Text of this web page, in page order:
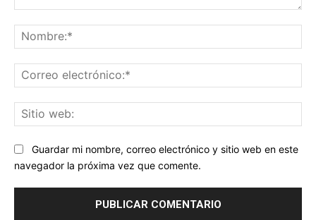
Guardar mi nombre, correo electrónico y sitio web en este
navegador la próxima vez que comente.